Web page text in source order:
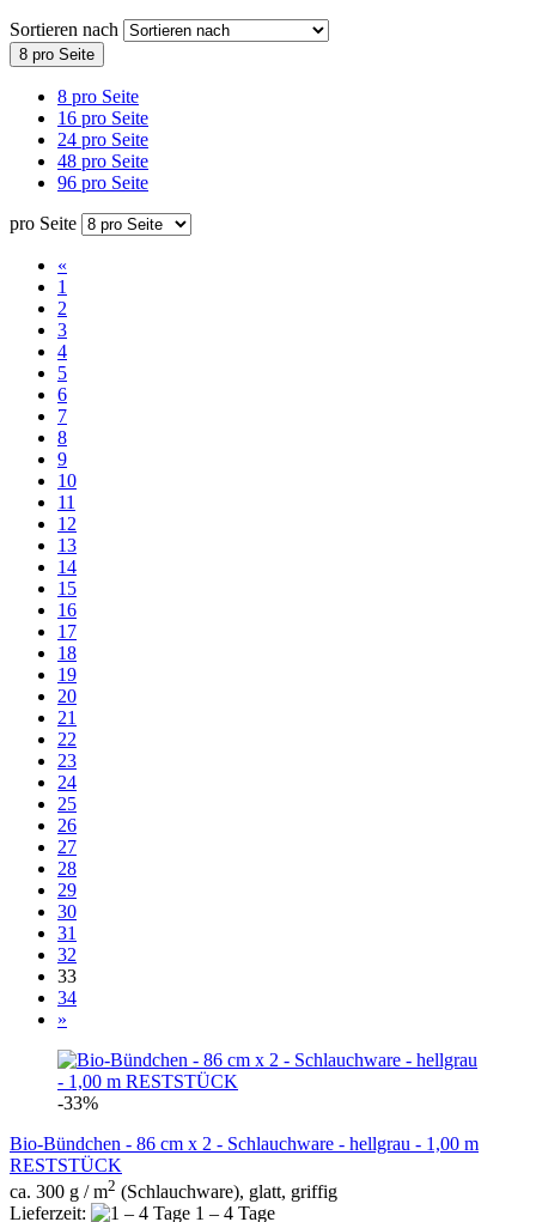
Sortieren nach
8 pro Seite
8 pro Seite
16 pro Seite
24 pro Seite
48 pro Seite
96 pro Seite
pro Seite
«
1
2
3
4
5
6
7
8
9
10
11
12
13
14
15
16
17
18
19
20
21
22
23
24
25
26
27
28
29
30
31
32
33
34
»
-33%
Bio-Bündchen - 86 cm x 2 - Schlauchware - hellgrau - 1,00 m
RESTSTÜCK
ca. 300 g / m2 (Schlauchware), glatt, griffig
Lieferzeit:
1 – 4 Tage